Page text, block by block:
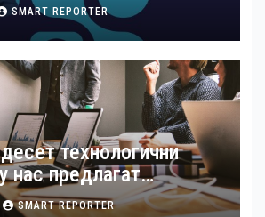
интелект в
SMART REPORTER
технологични
нас предлагат
SMART REPORTER